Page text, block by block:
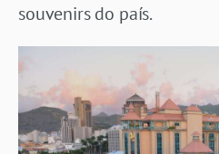
souvenirs do país.